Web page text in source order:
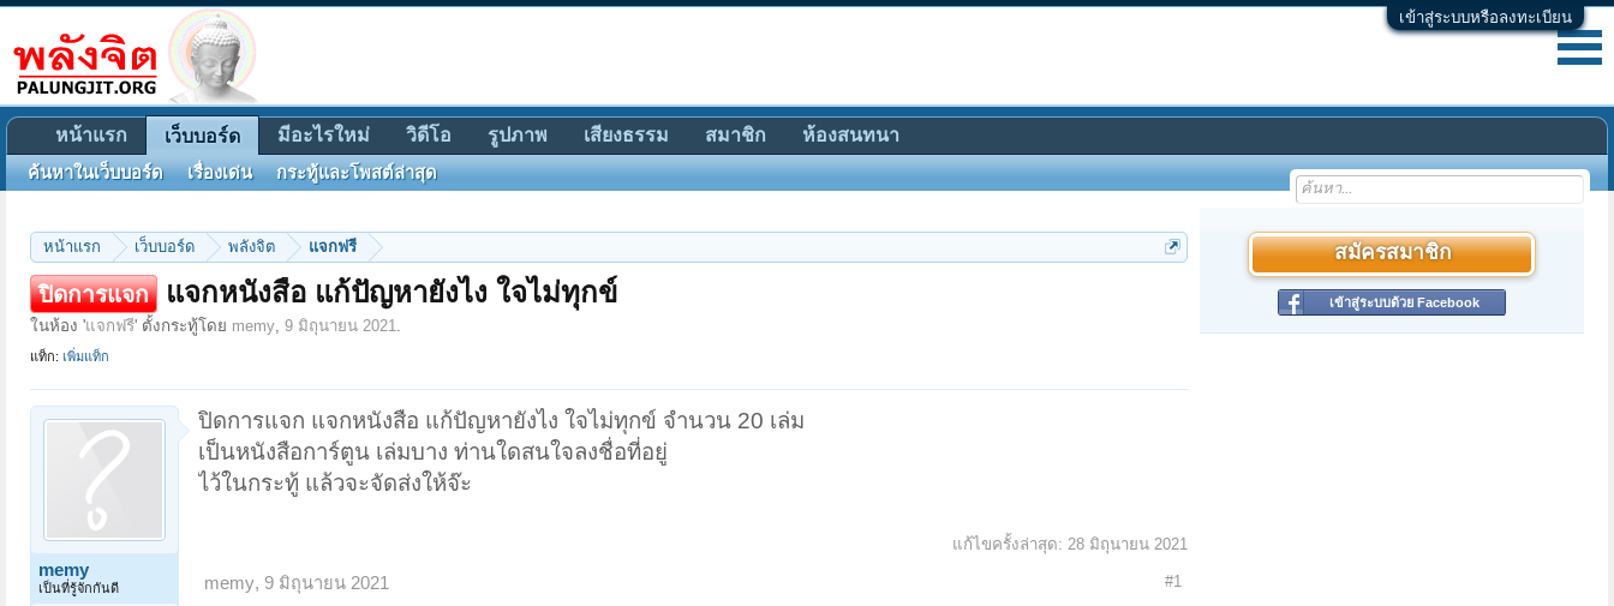
เข้าสู่ระบบหรือลงทะเบียน
หน้าแรก เว็บบอร์ด พลังจิต แจกฟรี
ปิดการแจก แจกหนังสือ แก้ปัญหายังไง ใจไม่ทุกข์
ในห้อง 'แจกฟรี' ตั้งกระทู้โดย memy, 9 มิถุนายน 2021.
แท็ก: เพิ่มแท็ก
memy
เป็นที่รู้จักกันดี
ปิดการแจก แจกหนังสือ แก้ปัญหายังไง ใจไม่ทุกข์ จำนวน 20 เล่ม
เป็นหนังสือการ์ตูน เล่มบาง ท่านใดสนใจลงชื่อที่อยู่
ไว้ในกระทู้ แล้วจะจัดส่งให้จ๊ะ
แก้ไขครั้งล่าสุด: 28 มิถุนายน 2021
memy, 9 มิถุนายน 2021 #1
สมัครสมาชิก
เข้าสู่ระบบด้วย Facebook
หน้าแรก เว็บบอร์ด
ค้นหาในเว็บบอร์ด เรื่องเด่น กระทู้และโพสต์ล่าสุด
มีอะไรใหม่ วิดีโอ รูปภาพ เสียงธรรม สมาชิก ห้องสนทนา